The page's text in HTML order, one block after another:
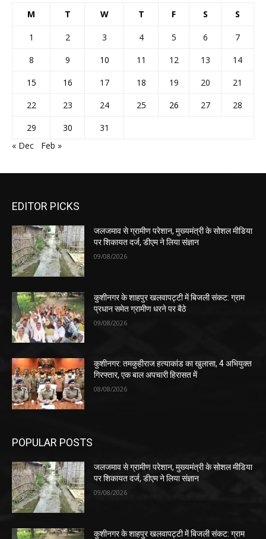
M T W T F S S
1 2 3 4 5 6
7
8
9 10 11 12 13
14
15
16 17 18 19 20
21
22
23 24 25 26 27
28
29
30
31
« Dec
Feb »
EDITOR PICKS
जलजमाव से ग्रामीण परेशान, मुख्यमंत्री के सोशल मीडिया
पर शिकायत दर्ज, डीएम ने लिया संज्ञान
09/08/2026
कुशीनगर के शाहपुर खलवापट्टी में बिजली संकट: ग्राम
प्रधान समेत ग्रामीण धरने पर बैठे
09/08/2026
कुशीनगर: तमकुहीराज हत्याकांड का खुलासा, 4 अभियुक्त
गिरफ्तार, एक बाल अपचारी हिरासत में
08/08/2026
POPULAR POSTS
जलजमाव से ग्रामीण परेशान, मुख्यमंत्री के सोशल मीडिया
पर शिकायत दर्ज, डीएम ने लिया संज्ञान
09/08/2026
कुशीनगर के शाहपुर खलवापट्टी में बिजली संकट: ग्राम